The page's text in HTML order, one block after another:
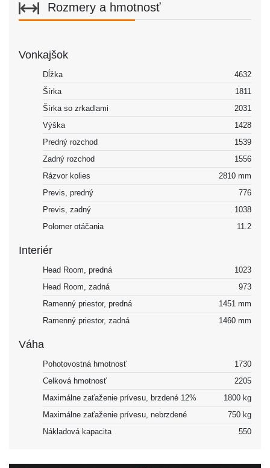
Rozmery a hmotnosť
Vonkajšok
Dĺžka
4632
Šírka
1811
Šírka so zrkadlami
2031
Výška
1428
Predný rozchod
1539
Zadný rozchod
1556
Rázvor kolies
2810 mm
Previs, predný
776
Previs, zadný
1038
Polomer otáčania
11.2
Interiér
Head Room, predná
1023
Head Room, zadná
973
Ramenný priestor, predná
1451 mm
Ramenný priestor, zadná
1460 mm
Váha
Pohotovostná hmotnosť
1730
Celková hmotnosť
2205
Maximálne zaťaženie prívesu, brzdené 12%
1800 kg
Maximálne zaťaženie prívesu, nebrzdené
750 kg
Nákladová kapacita
550